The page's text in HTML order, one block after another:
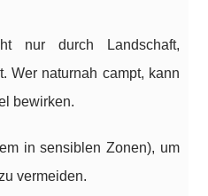
nur durch Landschaft,
Wer naturnah campt, kann
bewirken.
in sensiblen Zonen), um
vermeiden.